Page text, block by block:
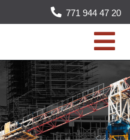
771 944 47 20